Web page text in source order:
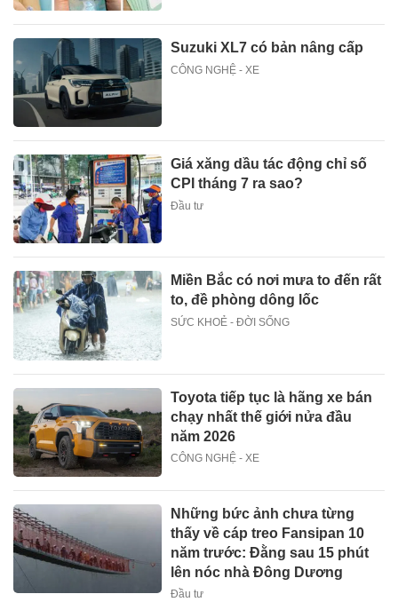
Suzuki XL7 có bản nâng cấp
CÔNG NGHỆ - XE
Giá xăng dầu tác động chỉ số
CPI tháng 7 ra sao?
Đầu tư
Miền Bắc có nơi mưa to đến rất
to, đề phòng dông lốc
SỨC KHOẺ - ĐỜI SỐNG
Toyota tiếp tục là hãng xe bán
chạy nhất thế giới nửa đầu
năm 2026
CÔNG NGHỆ - XE
Những bức ảnh chưa từng
thấy về cáp treo Fansipan 10
năm trước: Đằng sau 15 phút
lên nóc nhà Đông Dương
Đầu tư